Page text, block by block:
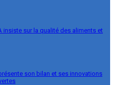
insiste sur la qualité des aliments et
son bilan et ses innovations